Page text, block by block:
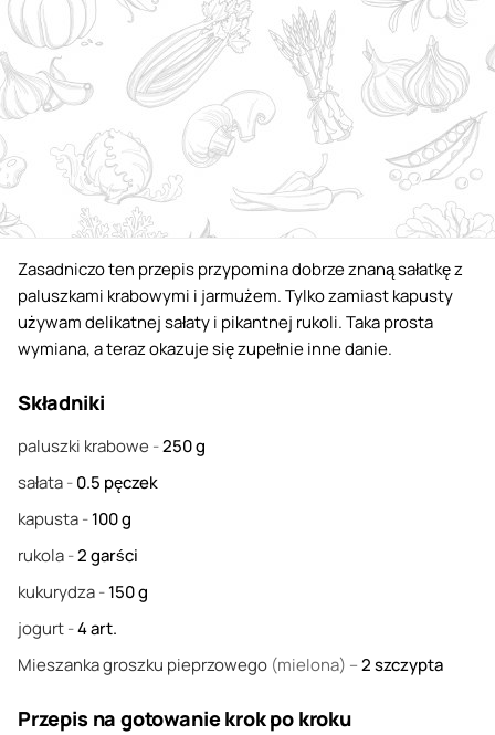
Zasadniczo ten przepis przypomina dobrze znaną sałatkę z
paluszkami krabowymi i jarmużem. Tylko zamiast kapusty
używam delikatnej sałaty i pikantnej rukoli. Taka prosta
wymiana, a teraz okazuje się zupełnie inne danie.
Składniki
paluszki krabowe -250g
sałata-0.5 pęczek
kapusta-100g
rukola-2garści
kukurydza-150g
jogurt-4art.
Mieszanka groszku pieprzowego (mielona) –2szczypta
Przepis na gotowanie krok po kroku